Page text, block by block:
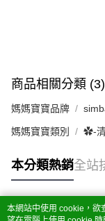
商品相關分類 (3)
媽媽寶寶品牌
媽媽寶寶類別 ✿-
本分類熱銷全站
本網站中使用 cookie，欲